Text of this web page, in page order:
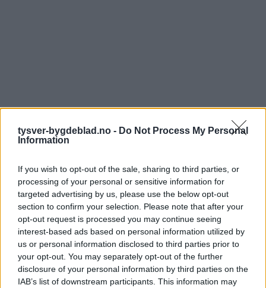
tysver-bygdeblad.no - Do Not Process My Personal
Information
If you wish to opt-out of the sale, sharing to third parties, or
processing of your personal or sensitive information for
targeted advertising by us, please use the below opt-out
section to confirm your selection. Please note that after your
opt-out request is processed you may continue seeing
interest-based ads based on personal information utilized by
us or personal information disclosed to third parties prior to
your opt-out. You may separately opt-out of the further
disclosure of your personal information by third parties on the
IAB’s list of downstream participants. This information may